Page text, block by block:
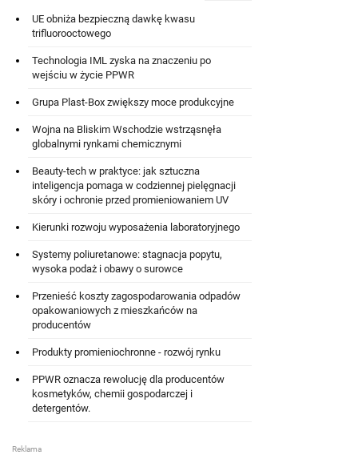
UE obniża bezpieczną dawkę kwasu
trifluorooctowego
Technologia IML zyska na znaczeniu po
wejściu w życie PPWR
Grupa Plast-Box zwiększy moce produkcyjne
Wojna na Bliskim Wschodzie wstrząsnęła
globalnymi rynkami chemicznymi
Beauty-tech w praktyce: jak sztuczna
inteligencja pomaga w codziennej pielęgnacji
skóry i ochronie przed promieniowaniem UV
Kierunki rozwoju wyposażenia laboratoryjnego
Systemy poliuretanowe: stagnacja popytu,
wysoka podaż i obawy o surowce
Przenieść koszty zagospodarowania odpadów
opakowaniowych z mieszkańców na
producentów
Produkty promieniochronne - rozwój rynku
PPWR oznacza rewolucję dla producentów
kosmetyków, chemii gospodarczej i
detergentów.